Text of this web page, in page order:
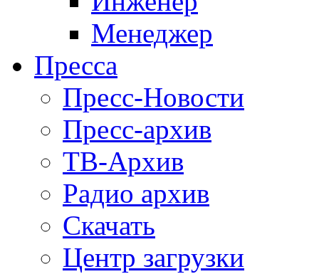
Менеджер
Пресса
Пресс-Новости
Пресс-архив
ТВ-Архив
Радио архив
Скачать
Центр загрузки